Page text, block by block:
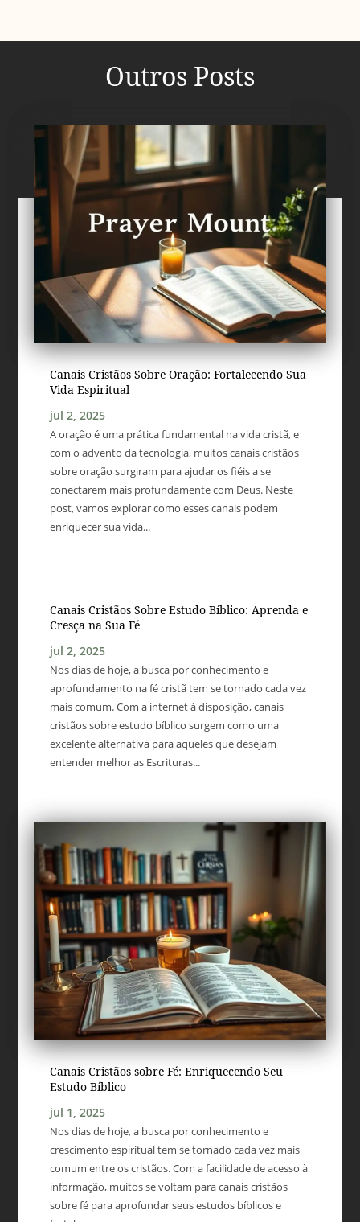
Outros Posts
Canais Cristãos Sobre Oração: Fortalecendo Sua
Vida Espiritual
jul 2, 2025
A oração é uma prática fundamental na vida cristã, e
com o advento da tecnologia, muitos canais cristãos
sobre oração surgiram para ajudar os fiéis a se
conectarem mais profundamente com Deus. Neste
post, vamos explorar como esses canais podem
enriquecer sua vida...
Canais Cristãos Sobre Estudo Bíblico: Aprenda e
Cresça na Sua Fé
jul 2, 2025
Nos dias de hoje, a busca por conhecimento e
aprofundamento na fé cristã tem se tornado cada vez
mais comum. Com a internet à disposição, canais
cristãos sobre estudo bíblico surgem como uma
excelente alternativa para aqueles que desejam
entender melhor as Escrituras...
Canais Cristãos sobre Fé: Enriquecendo Seu
Estudo Bíblico
jul 1, 2025
Nos dias de hoje, a busca por conhecimento e
crescimento espiritual tem se tornado cada vez mais
comum entre os cristãos. Com a facilidade de acesso à
informação, muitos se voltam para canais cristãos
sobre fé para aprofundar seus estudos bíblicos e